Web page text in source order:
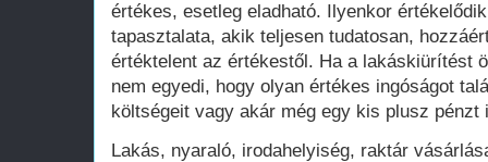
értékes, esetleg eladható. Ilyenkor
tapasztalata, akik teljesen tudatosan,
értéktelent az értékestől. Ha a lakáskiürítést
nem egyedi, hogy olyan értékes ingóságot
költségeit vagy akár még egy kis plusz pénzt
Lakás, nyaraló, irodahelyiség, raktár